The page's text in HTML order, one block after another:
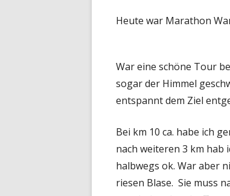
Heute war Marathon
War eine schöne Tour
sogar der Himmel
entspannt dem Ziel
Bei km 10 ca. habe ich
nach weiteren 3 km hab
halbwegs ok. War aber
riesen Blase. Sie muss